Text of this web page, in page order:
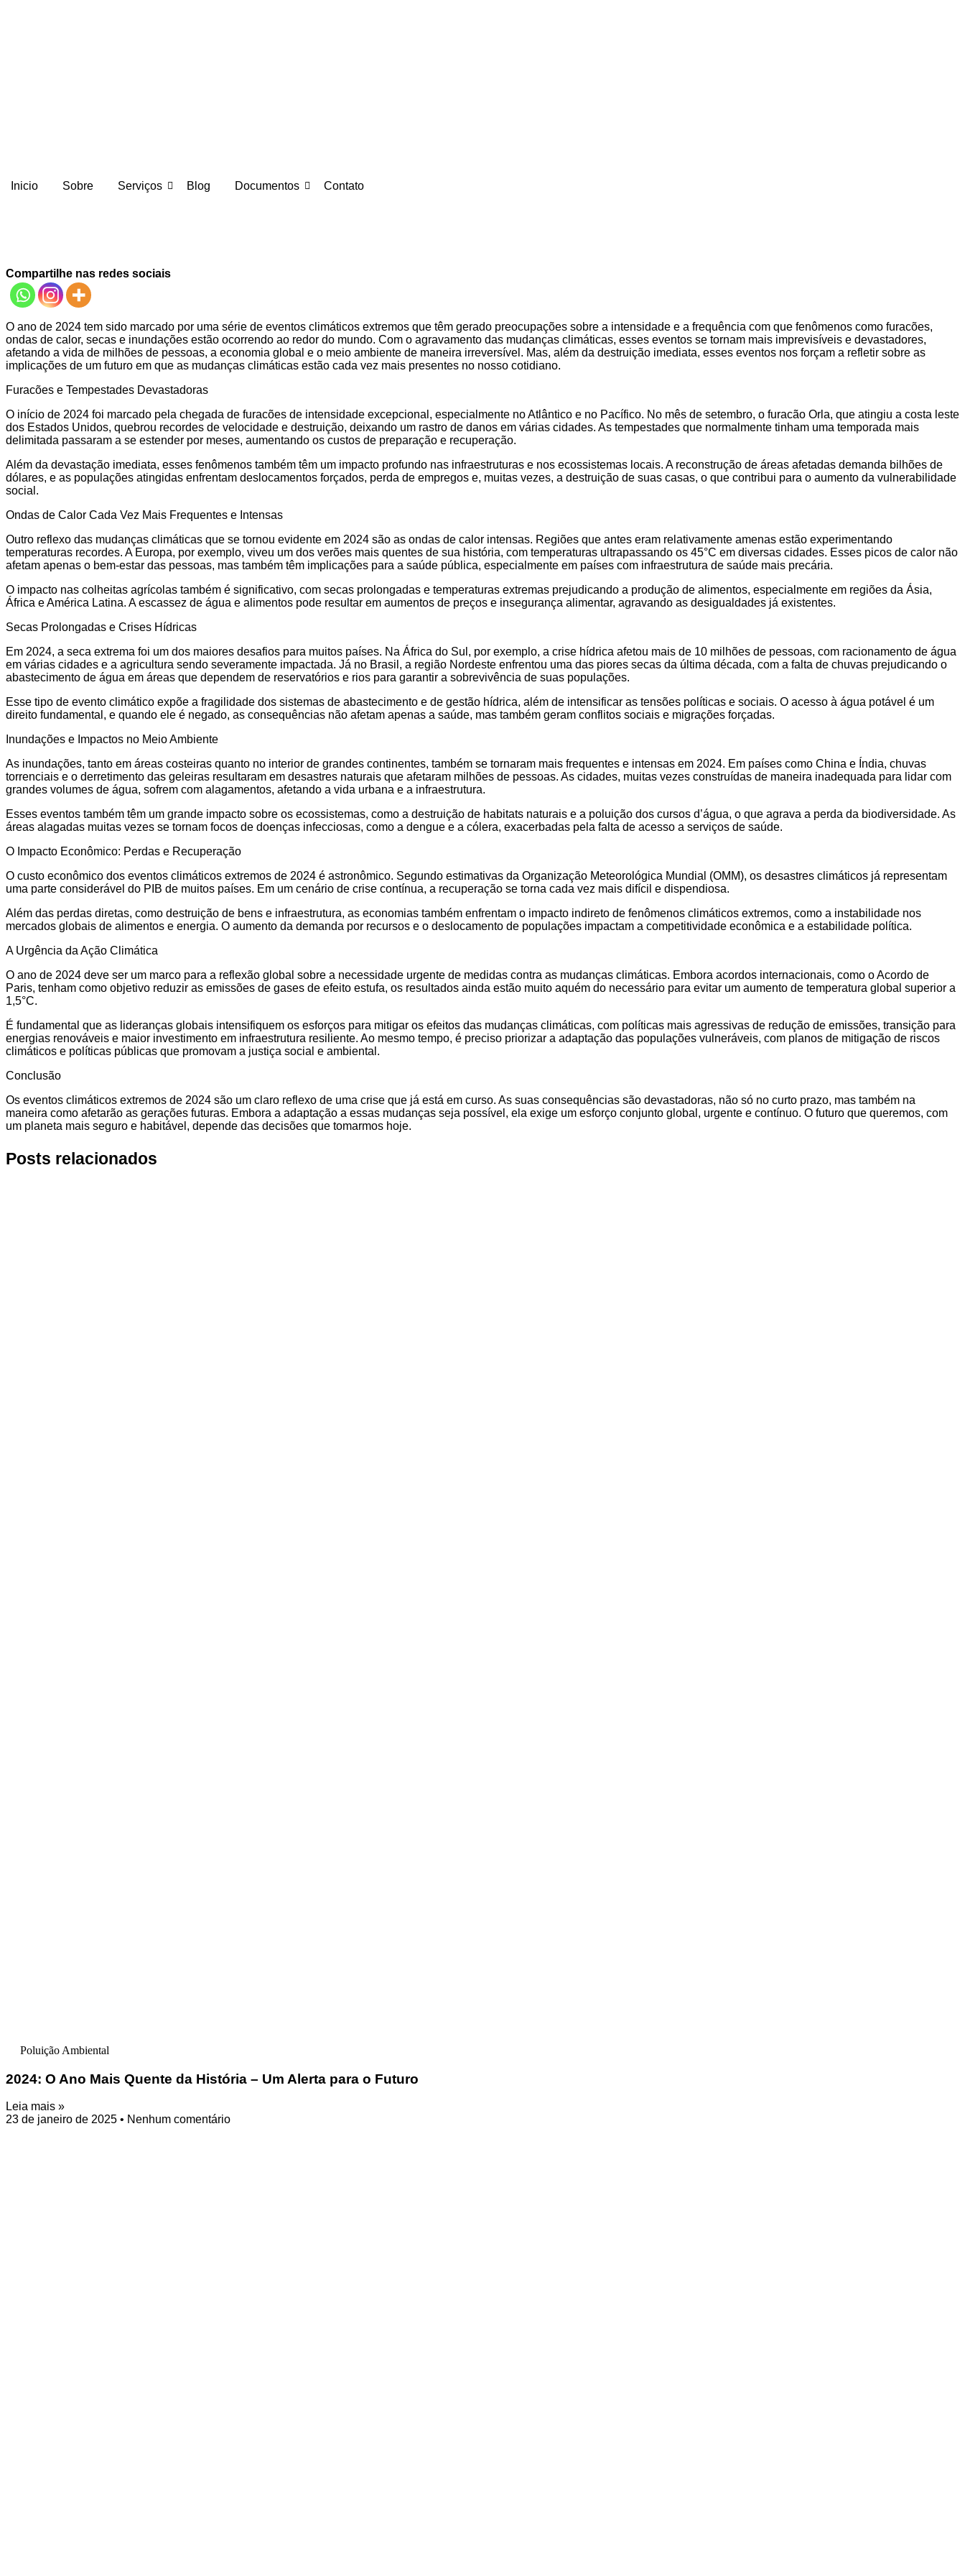
Inicio Sobre Serviços Blog Documentos Contato
Compartilhe nas redes sociais
O ano de 2024 tem sido marcado por uma série de eventos climáticos extremos que têm gerado preocupações sobre a intensidade e a frequência com que fenômenos como furacões,
ondas de calor, secas e inundações estão ocorrendo ao redor do mundo. Com o agravamento das mudanças climáticas, esses eventos se tornam mais imprevisíveis e devastadores,
afetando a vida de milhões de pessoas, a economia global e o meio ambiente de maneira irreversível. Mas, além da destruição imediata, esses eventos nos forçam a refletir sobre as
implicações de um futuro em que as mudanças climáticas estão cada vez mais presentes no nosso cotidiano.
Furacões e Tempestades Devastadoras
O início de 2024 foi marcado pela chegada de furacões de intensidade excepcional, especialmente no Atlântico e no Pacífico. No mês de setembro, o furacão Orla, que atingiu a costa leste
dos Estados Unidos, quebrou recordes de velocidade e destruição, deixando um rastro de danos em várias cidades. As tempestades que normalmente tinham uma temporada mais
delimitada passaram a se estender por meses, aumentando os custos de preparação e recuperação.
Além da devastação imediata, esses fenômenos também têm um impacto profundo nas infraestruturas e nos ecossistemas locais. A reconstrução de áreas afetadas demanda bilhões de
dólares, e as populações atingidas enfrentam deslocamentos forçados, perda de empregos e, muitas vezes, a destruição de suas casas, o que contribui para o aumento da vulnerabilidade
social.
Ondas de Calor Cada Vez Mais Frequentes e Intensas
Outro reflexo das mudanças climáticas que se tornou evidente em 2024 são as ondas de calor intensas. Regiões que antes eram relativamente amenas estão experimentando
temperaturas recordes. A Europa, por exemplo, viveu um dos verões mais quentes de sua história, com temperaturas ultrapassando os 45°C em diversas cidades. Esses picos de calor não
afetam apenas o bem-estar das pessoas, mas também têm implicações para a saúde pública, especialmente em países com infraestrutura de saúde mais precária.
O impacto nas colheitas agrícolas também é significativo, com secas prolongadas e temperaturas extremas prejudicando a produção de alimentos, especialmente em regiões da Ásia,
África e América Latina. A escassez de água e alimentos pode resultar em aumentos de preços e insegurança alimentar, agravando as desigualdades já existentes.
Secas Prolongadas e Crises Hídricas
Em 2024, a seca extrema foi um dos maiores desafios para muitos países. Na África do Sul, por exemplo, a crise hídrica afetou mais de 10 milhões de pessoas, com racionamento de água
em várias cidades e a agricultura sendo severamente impactada. Já no Brasil, a região Nordeste enfrentou uma das piores secas da última década, com a falta de chuvas prejudicando o
abastecimento de água em áreas que dependem de reservatórios e rios para garantir a sobrevivência de suas populações.
Esse tipo de evento climático expõe a fragilidade dos sistemas de abastecimento e de gestão hídrica, além de intensificar as tensões políticas e sociais. O acesso à água potável é um
direito fundamental, e quando ele é negado, as consequências não afetam apenas a saúde, mas também geram conflitos sociais e migrações forçadas.
Inundações e Impactos no Meio Ambiente
As inundações, tanto em áreas costeiras quanto no interior de grandes continentes, também se tornaram mais frequentes e intensas em 2024. Em países como China e Índia, chuvas
torrenciais e o derretimento das geleiras resultaram em desastres naturais que afetaram milhões de pessoas. As cidades, muitas vezes construídas de maneira inadequada para lidar com
grandes volumes de água, sofrem com alagamentos, afetando a vida urbana e a infraestrutura.
Esses eventos também têm um grande impacto sobre os ecossistemas, como a destruição de habitats naturais e a poluição dos cursos d’água, o que agrava a perda da biodiversidade. As
áreas alagadas muitas vezes se tornam focos de doenças infecciosas, como a dengue e a cólera, exacerbadas pela falta de acesso a serviços de saúde.
O Impacto Econômico: Perdas e Recuperação
O custo econômico dos eventos climáticos extremos de 2024 é astronômico. Segundo estimativas da Organização Meteorológica Mundial (OMM), os desastres climáticos já representam
uma parte considerável do PIB de muitos países. Em um cenário de crise contínua, a recuperação se torna cada vez mais difícil e dispendiosa.
Além das perdas diretas, como destruição de bens e infraestrutura, as economias também enfrentam o impacto indireto de fenômenos climáticos extremos, como a instabilidade nos
mercados globais de alimentos e energia. O aumento da demanda por recursos e o deslocamento de populações impactam a competitividade econômica e a estabilidade política.
A Urgência da Ação Climática
O ano de 2024 deve ser um marco para a reflexão global sobre a necessidade urgente de medidas contra as mudanças climáticas. Embora acordos internacionais, como o Acordo de
Paris, tenham como objetivo reduzir as emissões de gases de efeito estufa, os resultados ainda estão muito aquém do necessário para evitar um aumento de temperatura global superior a
1,5°C.
É fundamental que as lideranças globais intensifiquem os esforços para mitigar os efeitos das mudanças climáticas, com políticas mais agressivas de redução de emissões, transição para
energias renováveis e maior investimento em infraestrutura resiliente. Ao mesmo tempo, é preciso priorizar a adaptação das populações vulneráveis, com planos de mitigação de riscos
climáticos e políticas públicas que promovam a justiça social e ambiental.
Conclusão
Os eventos climáticos extremos de 2024 são um claro reflexo de uma crise que já está em curso. As suas consequências são devastadoras, não só no curto prazo, mas também na
maneira como afetarão as gerações futuras. Embora a adaptação a essas mudanças seja possível, ela exige um esforço conjunto global, urgente e contínuo. O futuro que queremos, com
um planeta mais seguro e habitável, depende das decisões que tomarmos hoje.
Posts relacionados
Poluição Ambiental
2024: O Ano Mais Quente da História – Um Alerta para o Futuro
Leia mais »
23 de janeiro de 2025
Nenhum comentário